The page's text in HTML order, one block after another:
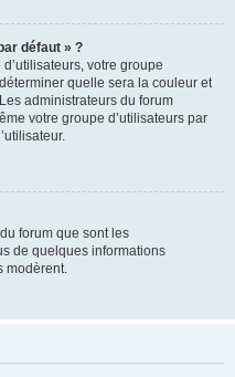
défaut » ?
votre groupe
quelle sera la couleur et
administrateurs du forum
votre groupe d’utilisateurs par
forum que sont les
de quelques informations
modèrent.